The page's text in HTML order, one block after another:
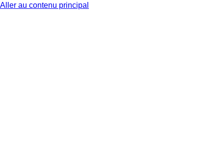
Aller au contenu principal